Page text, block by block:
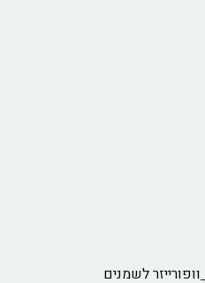
וופורייזר לשמנים